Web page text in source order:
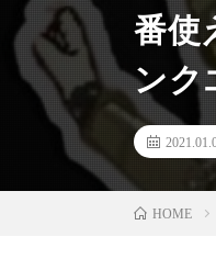
番使
ンク
HOME